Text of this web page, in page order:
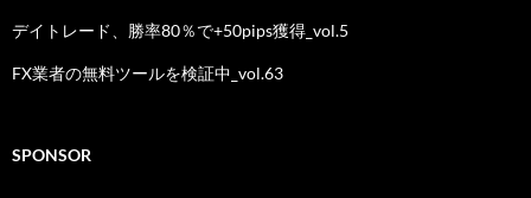
デイトレード、勝率80％で+50pips獲得_vol.5
FX業者の無料ツールを検証中_vol.63
SPONSOR